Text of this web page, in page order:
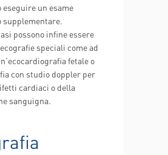
eseguire un esame
supplementare.
possono infine essere
speciali come ad
fetale o
con studio doppler per
cardiaci o della
sanguigna.